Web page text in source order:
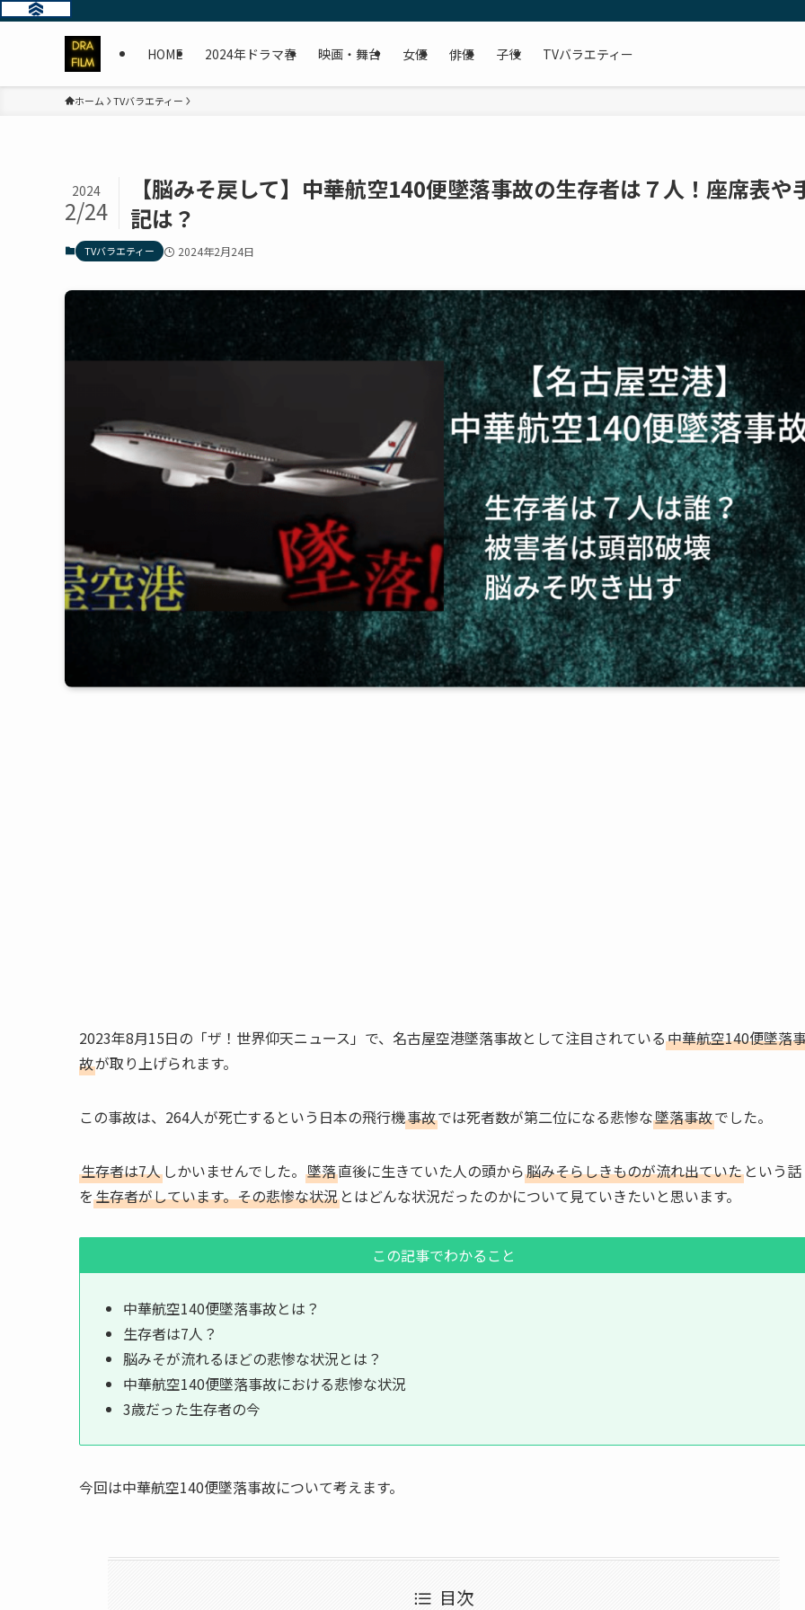
HOME 2024年ドラマ春 映画・舞台 女優 俳優 子役 TVバラエティー
ホーム TVバラエティー
【脳みそ戻して】中華航空140便墜落事故の生存者は７人！座席表や
記は？
2024
2/24
TVバラエティー 2024年2月24日
2023年8月15日の「ザ！世界仰天ニュース」で、名古屋空港墜落事故として注目されている中華航空140便墜落
故が取り上げられます。
この事故は、264人が死亡するという日本の飛行機事故では死者数が第二位になる悲惨な墜落事故でした。
生存者は7人 しかいませんでした。 墜落直後に生きていた人の頭から脳みそらしきものが流れ出ていた という話
を生存者がしています。その悲惨な状況 とはどんな状況だったのかについて見ていきたいと思います。
この記事でわかること
中華航空140便墜落事故とは？
生存者は7人？
脳みそが流れるほどの悲惨な状況とは？
中華航空140便墜落事故における悲惨な状況
3歳だった生存者の今
今回は中華航空140便墜落事故について考えます。
目次